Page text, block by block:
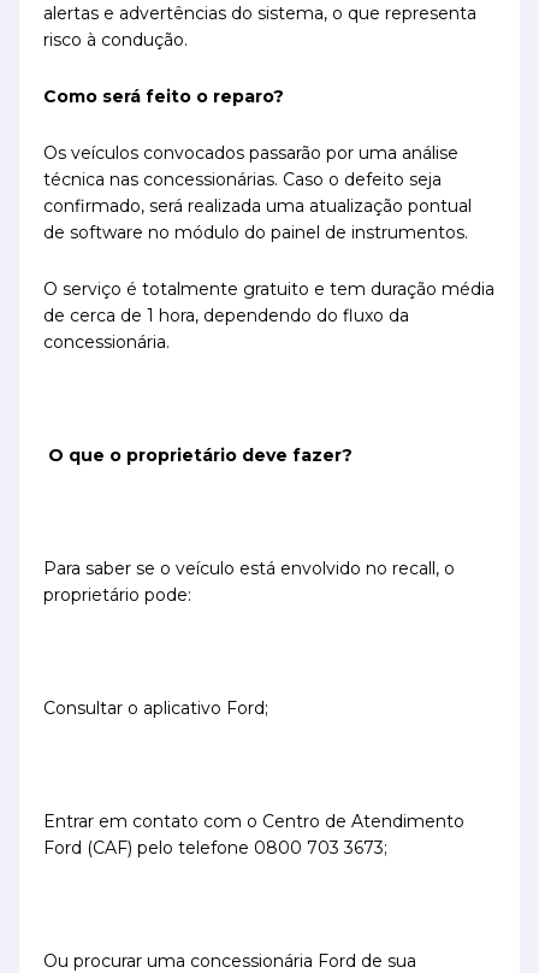
alertas e advertências do sistema, o que representa
risco à condução.
Como será feito o reparo?
Os veículos convocados passarão por uma análise
técnica nas concessionárias. Caso o defeito seja
confirmado, será realizada uma atualização pontual
de software no módulo do painel de instrumentos.
O serviço é totalmente gratuito e tem duração média
de cerca de 1 hora, dependendo do fluxo da
concessionária.
O que o proprietário deve fazer?
Para saber se o veículo está envolvido no recall, o
proprietário pode:
Consultar o aplicativo Ford;
Entrar em contato com o Centro de Atendimento
Ford (CAF) pelo telefone 0800 703 3673;
Ou procurar uma concessionária Ford de sua